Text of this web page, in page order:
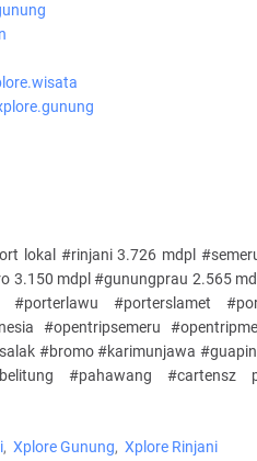
lokal #rinjani 3.726 mdpl
3.150 mdpl #gunungprau 2.565
#porterlawu #porterslamet
#opentripsemeru
#bromo #karimunjawa
#pahawang #cartensz
Xplore Gunung Xplore Rinjani